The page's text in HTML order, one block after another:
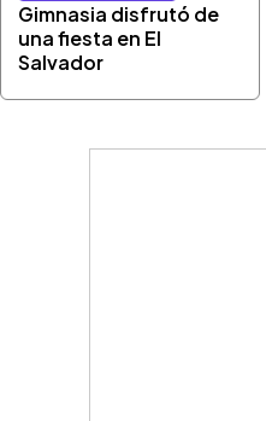
Gimnasia disfrutó de
una fiesta en El
Salvador